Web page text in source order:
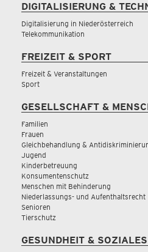
DIGITALISIERUNG &
Digitalisierung in Niederösterreich
Telekommunikation
FREIZEIT & SPORT
Freizeit & Veranstaltungen
Sport
GESELLSCHAFT &
Familien
Frauen
Gleichbehandlung &
Jugend
Kinderbetreuung
Konsumentenschutz
Menschen mit Behinderung
Niederlassungs- und Aufenthaltsrecht
Senioren
Tierschutz
GESUNDHEIT & SOZIALES